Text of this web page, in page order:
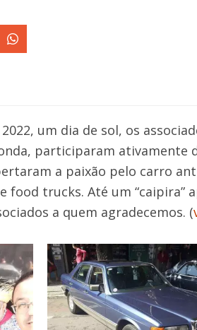
um dia de sol, os
participaram ativamente
a paixão pelo carro
food trucks. Até um “caipira”
a quem agradecemos. (